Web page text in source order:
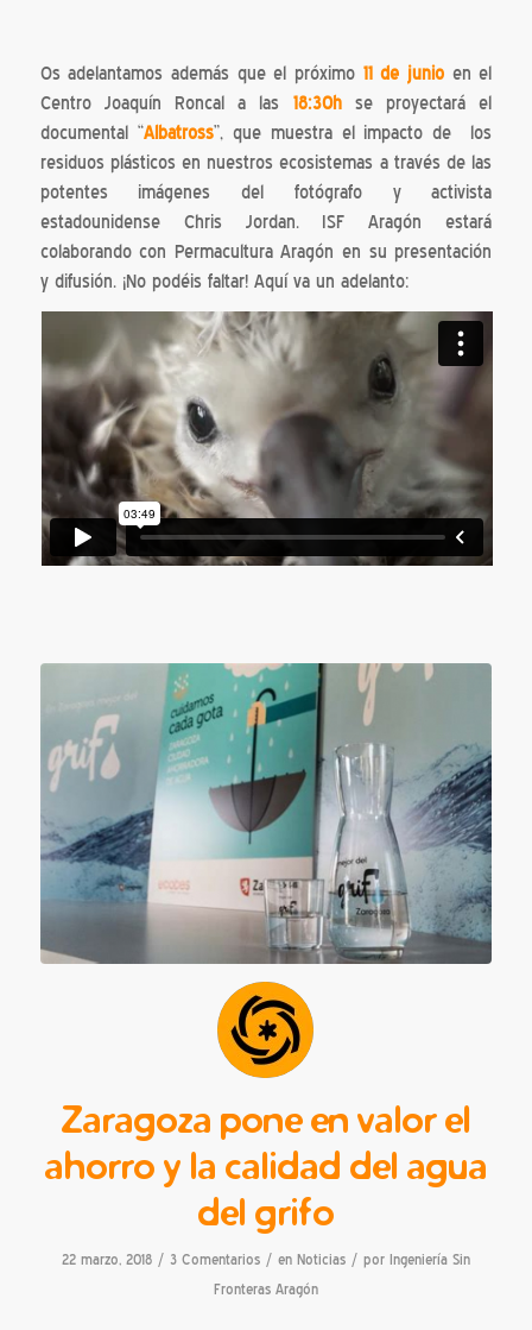
Os adelantamos además que el próximo 11 de junio en el
Centro Joaquín Roncal a las 18:30hse proyectará el
documental “Albatross”, que muestra el impacto de los
residuos plásticos en nuestros ecosistemas a través de las
potentes imágenes del fotógrafo y activista
estadounidense Chris Jordan. ISF Aragón estará
colaborando con Permacultura Aragón en su presentación
y difusión. ¡No podéis faltar! Aquí va un adelanto:
Zaragoza pone en valor el
ahorro y la calidad del agua
del grifo
22 marzo, 2018 / 3 Comentarios / en Noticias / por Ingeniería Sin
Fronteras Aragón